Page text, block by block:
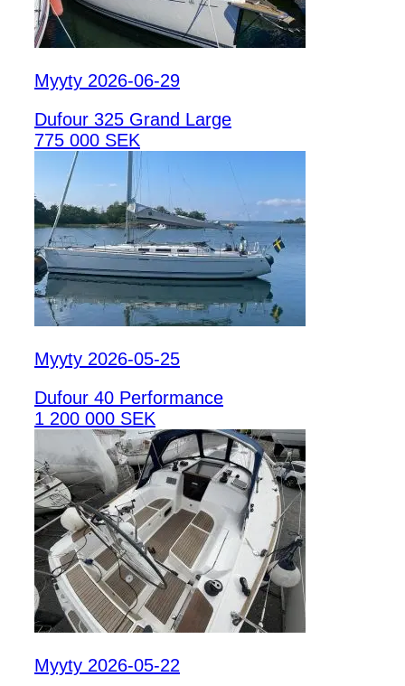
Myyty 2026-06-29
Dufour 325 Grand Large
775 000 SEK
Myyty 2026-05-25
Dufour 40 Performance
1 200 000 SEK
Myyty 2026-05-22